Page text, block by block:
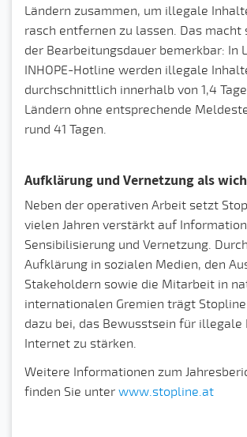
Ländern zusammen, um illegale
rasch entfernen zu lassen. Das macht
der Bearbeitungsdauer bemerkbar: In
INHOPE-Hotline werden illegale
durchschnittlich innerhalb von 1,4
Ländern ohne entsprechende
rund 41 Tagen.
Aufklärung und Vernetzung als
Neben der operativen Arbeit setzt
vielen Jahren verstärkt auf
Sensibilisierung und Vernetzung.
Aufklärung in sozialen Medien, den
Stakeholdern sowie die Mitarbeit in
internationalen Gremien trägt
dazu bei, das Bewusstsein für illegale
Internet zu stärken.
Weitere Informationen zum
finden Sie unter www.stopline.at